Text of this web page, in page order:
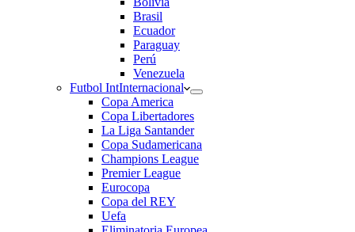
Brasil
Ecuador
Paraguay
Perú
Venezuela
Futbol IntInternacional
Copa America
Copa Libertadores
La Liga Santander
Copa Sudamericana
Champions League
Premier League
Eurocopa
Copa del REY
Uefa